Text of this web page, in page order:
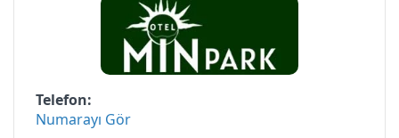
Telefon
Numarayı Gör